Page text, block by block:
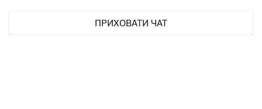
ПРИХОВАТИ ЧАТ